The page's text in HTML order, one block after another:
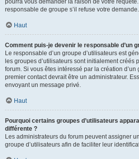
pourra vous demander la raison de votre
responsable de groupe s’il refuse votre demande.
Haut
Comment puis-je devenir le responsable d’un
Le responsable d’un groupe d’utilisateurs est
les groupes d’utilisateurs sont initialement créés
forum. Si vous êtes intéressé par la création d’un
premier contact devrait être un administrateur.
envoyant un message privé.
Haut
Pourquoi certains groupes d’utilisateurs
différente ?
Les administrateurs du forum peuvent assigner
groupe d’utilisateurs afin de faciliter leur